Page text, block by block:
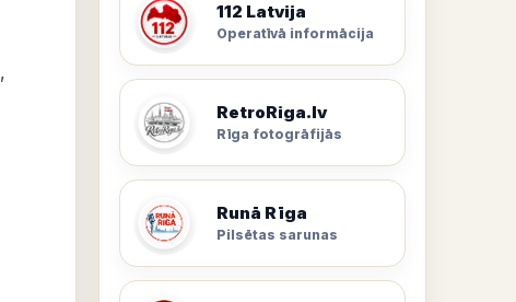
,
112 Latvija
Operatīvā informācija
RetroRiga.lv
Rīga fotogrāfijās
Runā Rīga
Pilsētas sarunas